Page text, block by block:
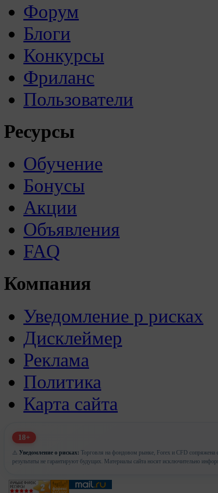
Форум
Блоги
Конкурсы
Фриланс
Пользователи
Ресурсы
Обучение
Бонусы
Акции
Объявления
FAQ
Компания
Уведомление р рисках
Дисклеймер
Реклама
Политика
Карта сайта
18+
⚠️ Уведомление о рисках: Торговля на фондовом рынке, Forex и CFD сопряжена
результаты не гарантируют будущих. Материалы сайта носят исключительно